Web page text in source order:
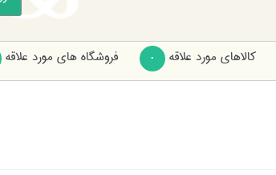
کالاهای مورد علاقه 0 فروشگاه های مورد علاقه